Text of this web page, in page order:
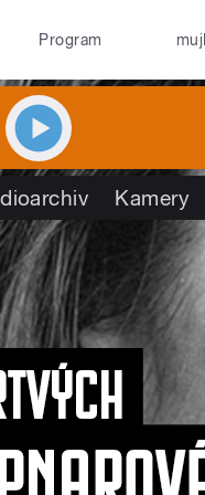
Program
Kamery